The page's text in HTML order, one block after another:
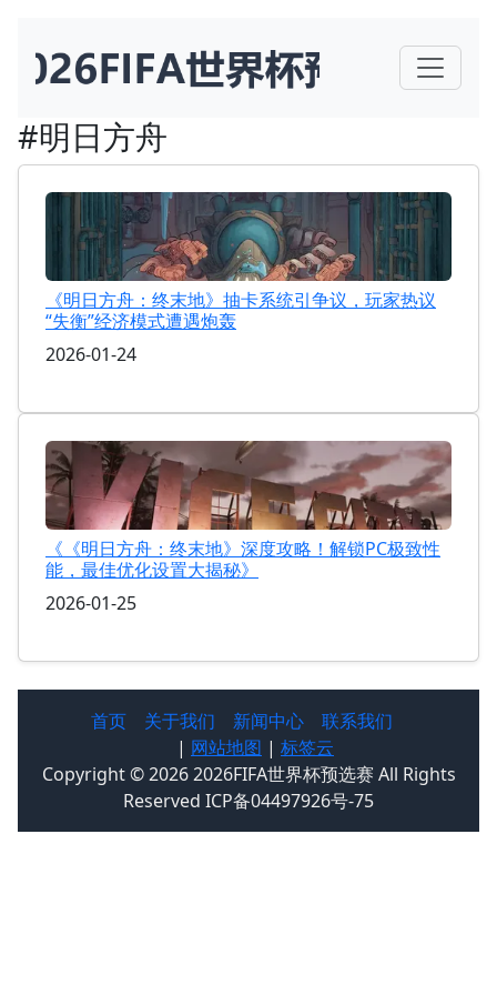
#明日方舟
《明日方舟：终末地》抽卡系统引争议，玩家热议
“失衡”经济模式遭遇炮轰
2026-01-24
《《明日方舟：终末地》深度攻略！解锁PC极致性
能，最佳优化设置大揭秘》
2026-01-25
首页 关于我们 新闻中心
联系我们
| 网站地图 | 标签云
Copyright © 2026 2026FIFA世界杯预选赛 All Rights
Reserved ICP备04497926号-75